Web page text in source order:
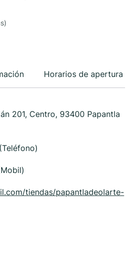
Horarios de apertura
201, Centro, 93400 Papantla
(Teléfono)
tiendas/papantladeolarte-